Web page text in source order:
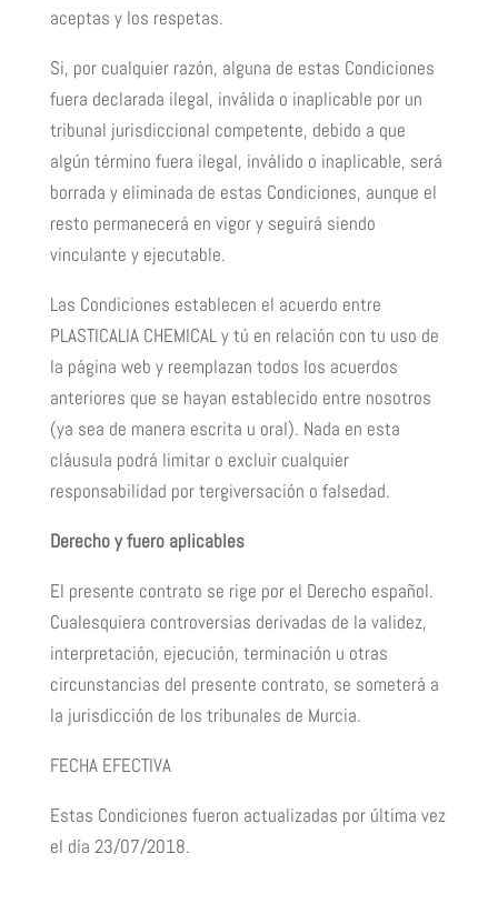
aceptas y los respetas.
Si, por cualquier razón, alguna de estas Condiciones
fuera declarada ilegal, inválida o inaplicable por un
tribunal jurisdiccional competente, debido a que
algún término fuera ilegal, inválido o inaplicable, será
borrada y eliminada de estas Condiciones, aunque el
resto permanecerá en vigor y seguirá siendo
vinculante y ejecutable.
Las Condiciones establecen el acuerdo entre
PLASTICALIA CHEMICAL y tú en relación con tu uso de
la página web y reemplazan todos los acuerdos
anteriores que se hayan establecido entre nosotros
(ya sea de manera escrita u oral). Nada en esta
cláusula podrá limitar o excluir cualquier
responsabilidad por tergiversación o falsedad.
Derecho y fuero aplicables
El presente contrato se rige por el Derecho español.
Cualesquiera controversias derivadas de la validez,
interpretación, ejecución, terminación u otras
circunstancias del presente contrato, se someterá a
la jurisdicción de los tribunales de Murcia.
FECHA EFECTIVA
Estas Condiciones fueron actualizadas por última vez
el día 23/07/2018.